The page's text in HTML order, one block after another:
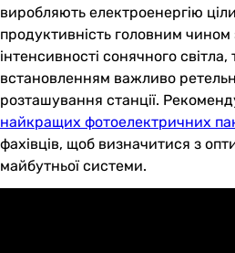
виробляють електроенергію
продуктивність головним чином
інтенсивності сонячного
встановленням важливо
розташування станції.
найкращих фотоелектричних
фахівців, щоб визначитися з
майбутньої системи.